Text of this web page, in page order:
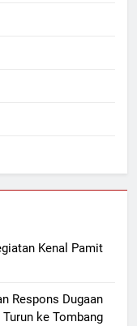
Kenal Pamit
Respons Dugaan
ke Tombang